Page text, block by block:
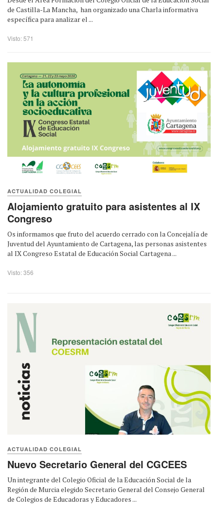
de Castilla-La Mancha, han organizado una Charla informativa
específica para analizar el ...
Visto: 571
ACTUALIDAD COLEGIAL
Alojamiento gratuito para asistentes al IX
Congreso
Os informamos que fruto del acuerdo cerrado con la Concejalía de
Juventud del Ayuntamiento de Cartagena, las personas asistentes
al IX Congreso Estatal de Educación Social Cartagena ...
Visto: 356
ACTUALIDAD COLEGIAL
Nuevo Secretario General del CGCEES
Un integrante del Colegio Oficial de la Educación Social de la
Región de Murcia elegido Secretario General del Consejo General
de Colegios de Educadoras y Educadores ...